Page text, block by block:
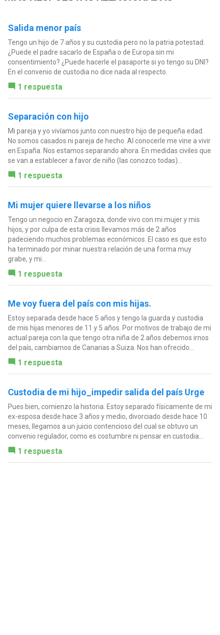
Salida menor país
Tengo un hijo de 7 años y su custodia pero no la patria potestad.
¿Puede el padre sacarlo de España o de Europa sin mi
consentimiento? ¿Puede hacerle el pasaporte si yo tengo su DNI?
En el convenio de custodia no dice nada al respecto.
1 respuesta
Separación con hijo
Mi pareja y yo vivíamos junto con nuestro hijo de pequeña edad.
No somos casados ni pareja de hecho. Al conocerle me vine a vivir
en España. Nos estamos separando ahora. En medidas civiles que
se van a establecer a favor de niño (las conozco todas)...
1 respuesta
Mi mujer quiere llevarse a los niños
Tengo un negocio en Zaragoza, donde vivo con mi mujer y mis
hijos, y por culpa de esta crisis llevamos más de 2 años
padeciendo muchos problemas económicos. El caso es que esto
ha terminado por minar nuestra relación de una forma muy
grabe, y mi...
1 respuesta
Me voy fuera del país con mis hijas.
Estoy separada desde hace 5 años y tengo la guarda y custodia
de mis hijas menores de 11 y 5 años. Por motivos de trabajo de mi
actual pareja con la que tengo otra niña de 2 años debemos irnos
del país, cambiamos de Canarias a Suiza. Nos han ofrecido...
1 respuesta
Custodia de mi hijo_impedir salida del país Urge
Pues bien, comienzo la historia. Estoy separado físicamente de mi
ex-esposa desde hace 3 años y medio, divorciado desde hace 10
meses, llegamos a un juicio contencioso del cual se obtuvo un
convenio regulador, como es costumbre ni pensar en custodia...
1 respuesta